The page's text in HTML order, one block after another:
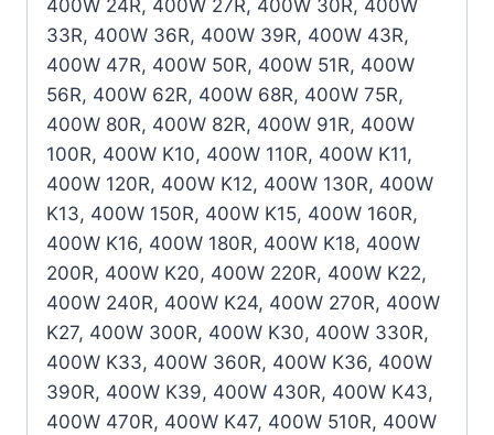
400W 24R, 400W 27R, 400W 30R, 400W
33R, 400W 36R, 400W 39R, 400W 43R,
400W 47R, 400W 50R, 400W 51R, 400W
56R, 400W 62R, 400W 68R, 400W 75R,
400W 80R, 400W 82R, 400W 91R, 400W
100R, 400W K10, 400W 110R, 400W K11,
400W 120R, 400W K12, 400W 130R, 400W
K13, 400W 150R, 400W K15, 400W 160R,
400W K16, 400W 180R, 400W K18, 400W
200R, 400W K20, 400W 220R, 400W K22,
400W 240R, 400W K24, 400W 270R, 400W
K27, 400W 300R, 400W K30, 400W 330R,
400W K33, 400W 360R, 400W K36, 400W
390R, 400W K39, 400W 430R, 400W K43,
400W 470R, 400W K47, 400W 510R, 400W